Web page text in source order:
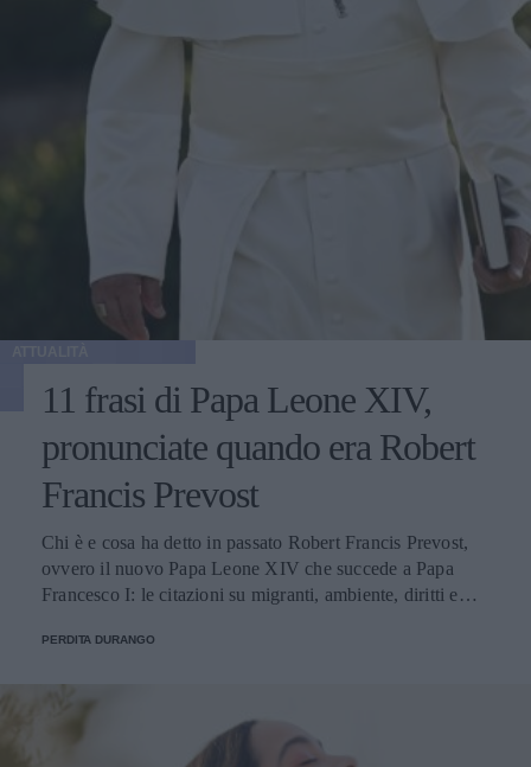
11 frasi di Papa Leone XIV,
pronunciate quando era Robert
Francis Prevost
Chi è e cosa ha detto in passato Robert Francis Prevost,
ovvero il nuovo Papa Leone XIV che succede a Papa
Francesco I: le citazioni su migranti, ambiente, diritti e
PERDITA DURANGO